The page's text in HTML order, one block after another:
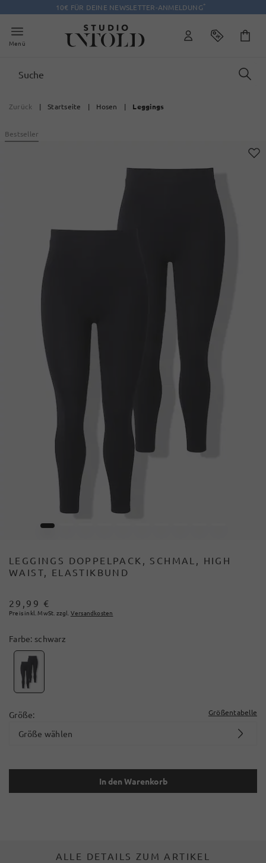
10€ FÜR DEINE NEWSLETTER-ANMELDUNG*
Menü
Zurück | Startseite | Hosen | Leggings
Bestseller
1
LEGGINGS DOPPELPACK, SCHMAL, HIGH
WAIST, ELASTIKBUND
29,99 €
Preis inkl. MwSt. zzgl. Versandkosten
Farbe: schwarz
Größe: Größentabelle
Größe wählen
In den Warenkorb
ALLE DETAILS ZUM ARTIKEL